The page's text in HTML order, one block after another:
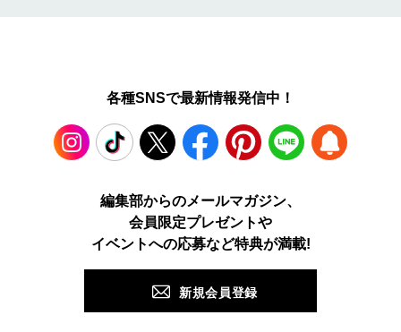
各種SNSで最新情報発信中！
TikTok Facebook Pinterest LINE
編集部からのメールマガジン、
会員限定プレゼントや
イベントへの応募など特典が満載!
新規会員登録